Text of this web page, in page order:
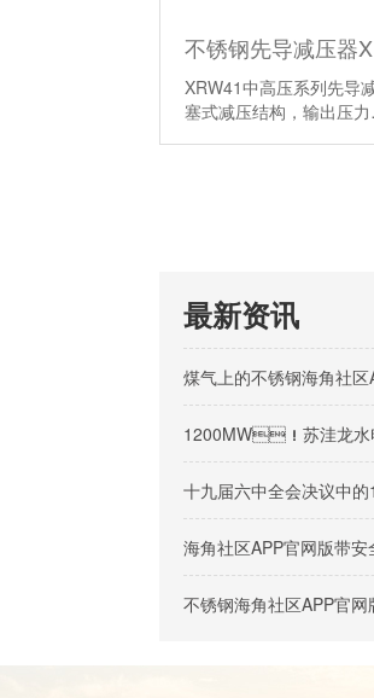
不锈钢先导减压器
XRW41中高压系列先导减
塞式减压结构，输出压
最新资讯
煤气上的不锈钢海角社
1200MW！苏洼龙水电
十九届六中全会决议中
海角社区APP官网版带
不锈钢海角社区APP官